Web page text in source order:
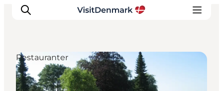
Inspiration
Restauranter